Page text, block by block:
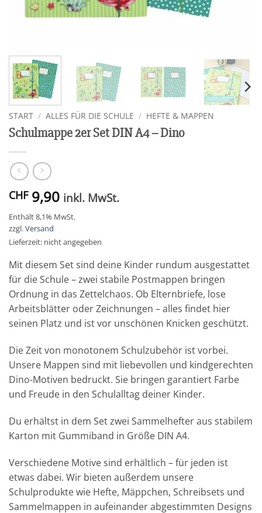
START / ALLES FÜR DIE SCHULE / HEFTE & MAPPEN
Schulmappe 2er Set DIN A4 – Dino
CHF9,90 inkl. MwSt.
Enthält 8,1% MwSt.
zzgl.Versand
Lieferzeit: nicht angegeben
Mit diesem Set sind deine Kinder rundum ausgestattet
für die Schule – zwei stabile Postmappen bringen
Ordnung in das Zettelchaos. Ob Elternbriefe, lose
Arbeitsblätter oder Zeichnungen – alles findet hier
seinen Platz und ist vor unschönen Knicken geschützt.
Die Zeit von monotonem Schulzubehör ist vorbei.
Unsere Mappen sind mit liebevollen und kindgerechten
Dino-Motiven bedruckt. Sie bringen garantiert Farbe
und Freude in den Schulalltag deiner Kinder.
Du erhältst in dem Set zwei Sammelhefter aus stabilem
Karton mit Gummiband in Größe DIN A4.
Verschiedene Motive sind erhältlich – für jeden ist
etwas dabei. Wir bieten außerdem unsere
Schulprodukte wie Hefte, Mäppchen, Schreibsets und
Sammelmappen in aufeinander abgestimmten Designs